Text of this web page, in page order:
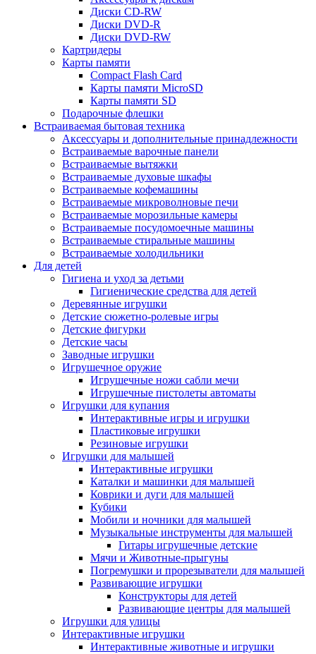
Диски CD-RW
Диски DVD-R
Диски DVD-RW
Картридеры
Карты памяти
Compact Flash Card
Карты памяти MicroSD
Карты памяти SD
Подарочные флешки
Встраиваемая бытовая техника
Аксессуары и дополнительные принадлежности
Встраиваемые варочные панели
Встраиваемые вытяжки
Встраиваемые духовые шкафы
Встраиваемые кофемашины
Встраиваемые микроволновые печи
Встраиваемые морозильные камеры
Встраиваемые посудомоечные машины
Встраиваемые стиральные машины
Встраиваемые холодильники
Для детей
Гигиена и уход за детьми
Гигиенические средства для детей
Деревянные игрушки
Детские сюжетно-ролевые игры
Детские фигурки
Детские часы
Заводные игрушки
Игрушечное оружие
Игрушечные ножи сабли мечи
Игрушечные пистолеты автоматы
Игрушки для купания
Интерактивные игры и игрушки
Пластиковые игрушки
Резиновые игрушки
Игрушки для малышей
Интерактивные игрушки
Каталки и машинки для малышей
Коврики и дуги для малышей
Кубики
Мобили и ночники для малышей
Музыкальные инструменты для малышей
Гитары игрушечные детские
Мячи и Животные-прыгуны
Погремушки и прорезыватели для малышей
Развивающие игрушки
Конструкторы для детей
Развивающие центры для малышей
Игрушки для улицы
Интерактивные игрушки
Интерактивные животные и игрушки